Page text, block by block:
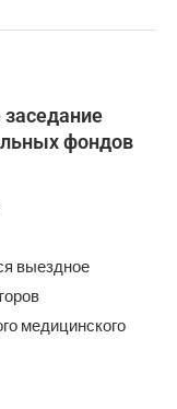
фондов
выездное
медицинского